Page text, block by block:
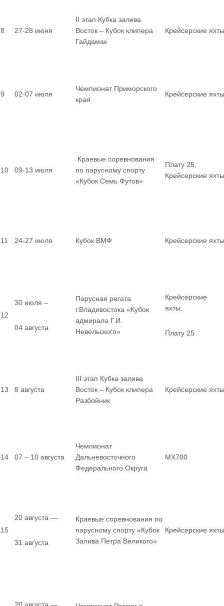
8 27-28 июня
II этап Кубка залива
Восток – Кубок клипера
Гайдамак
Крейсерские яхты
9 02-07 июля
Чемпионат Приморского
края
Крейсерские яхты
10 09-13 июля
Краевые соревнования
по парусному спорту
«Кубок Семь Футов»
Плату 25,
Крейсерские яхты
11 24-27 июля Кубок ВМФ Крейсерские яхты
12
30 июля –
04 августа
Парусная регата
г.Владивостока «Кубок
адмирала Г.И.
Невельского»
Крейсерские
яхты,
Плату 25
13 8 августа
III этап Кубка залива
Восток – Кубок клипера
Разбойник
Крейсерские яхты
14 07 – 10 августа
Чемпионат
Дальневосточного
Федерального Округа
MX700
15
20 августа —
31 августа
Краевые соревнования по
парусному спорту «Кубок
Залива Петра Великого»
Крейсерские яхты